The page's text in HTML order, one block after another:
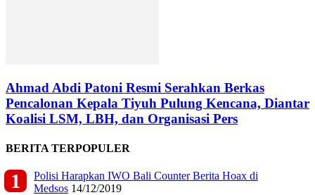
Ahmad Abdi Patoni Resmi Serahkan Berkas
Pencalonan Kepala Tiyuh Pulung Kencana, Diantar
Koalisi LSM, LBH, dan Organisasi Pers
BERITA TERPOPULER
Polisi Harapkan IWO Bali Counter Berita Hoax di
Medsos 14/12/2019